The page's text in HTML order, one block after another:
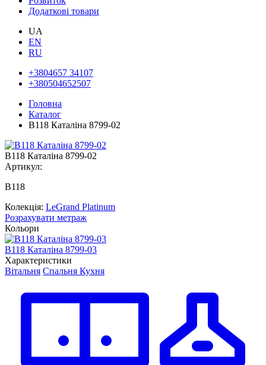
Додаткові товари
UA
EN
RU
+3804657 34107
+380504652507
Головна
Каталог
В118 Каталіна 8799-02
В118 Каталіна 8799-02
Артикул:
В118
Колекція: LeGrand Platinum
Розрахувати метраж
Кольори
В118 Каталіна 8799-03
Характеристики
Вітальня Спальня Кухня